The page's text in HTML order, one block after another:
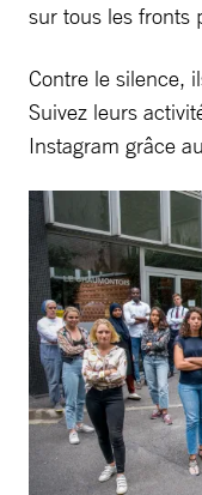
sur tous les fronts
Contre le silence,
Suivez leurs
Instagram grâce